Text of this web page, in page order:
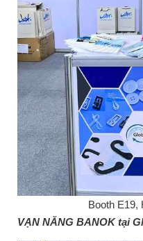
Booth E19,
VẠN NĂNG BANOK tại